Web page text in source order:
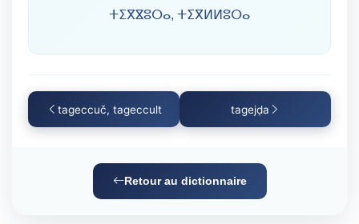
ⵜⵉⴳⴵⵓⵔⴰ, ⵜⵉⴳⵍⵍⵓⵔⴰ
tageccuč, tageccult tagejḍa
Retour au dictionnaire